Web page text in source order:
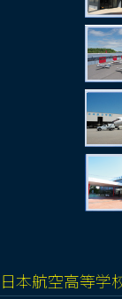
日本航空高等